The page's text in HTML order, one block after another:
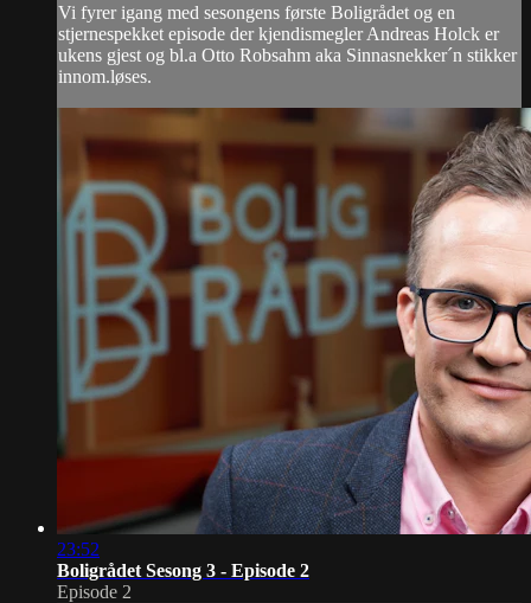
Vi fyrer igang med sesongens første Boligrådet og en
stjernespekket episode der kjendismegler Andreas Holck er
ukens gjest og bl.a Otto Robsahm aka Sinnasnekker´n stikker
innom.løses.
23:52
Boligrådet Sesong 3 - Episode 2
Episode 2